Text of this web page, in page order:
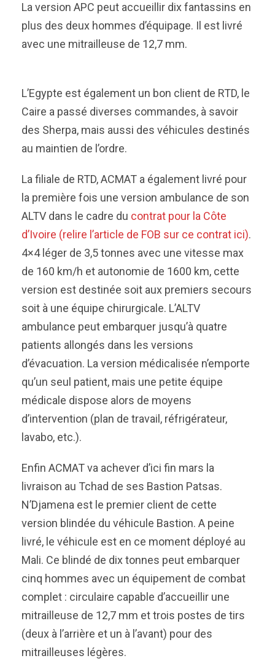
La version APC peut accueillir dix fantassins en
plus des deux hommes d’équipage. Il est livré
avec une mitrailleuse de 12,7 mm.
L’Egypte est également un bon client de RTD, le
Caire a passé diverses commandes, à savoir
des Sherpa, mais aussi des véhicules destinés
au maintien de l’ordre.
La filiale de RTD, ACMAT a également livré pour
la première fois une version ambulance de son
ALTV dans le cadre du contrat pour la Côte
d’Ivoire (relire l’article de FOB sur ce contrat ici).
4×4 léger de 3,5 tonnes avec une vitesse max
de 160 km/h et autonomie de 1600 km, cette
version est destinée soit aux premiers secours
soit à une équipe chirurgicale. L’ALTV
ambulance peut embarquer jusqu’à quatre
patients allongés dans les versions
d’évacuation. La version médicalisée n’emporte
qu’un seul patient, mais une petite équipe
médicale dispose alors de moyens
d’intervention (plan de travail, réfrigérateur,
lavabo, etc.).
Enfin ACMAT va achever d’ici fin mars la
livraison au Tchad de ses Bastion Patsas.
N’Djamena est le premier client de cette
version blindée du véhicule Bastion. A peine
livré, le véhicule est en ce moment déployé au
Mali. Ce blindé de dix tonnes peut embarquer
cinq hommes avec un équipement de combat
complet : circulaire capable d’accueillir une
mitrailleuse de 12,7 mm et trois postes de tirs
(deux à l’arrière et un à l’avant) pour des
mitrailleuses légères.